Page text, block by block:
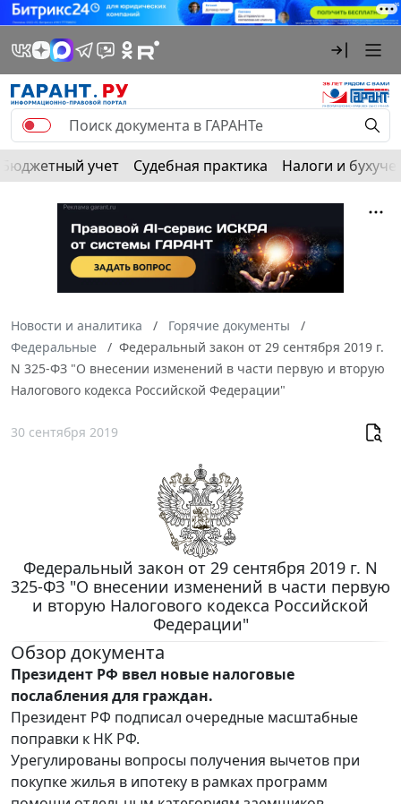
Бюджетный учет Судебная практика Налоги и
Новости и аналитика
Горячие документы
Федеральные
Федеральный закон от 29 сентября 2019 г.
N 325-ФЗ "О внесении изменений в части первую и вторую
Налогового кодекса Российской Федерации"
30 сентября 2019
Федеральный закон от 29 сентября 2019 г. N
325-ФЗ "О внесении изменений в части первую
и вторую Налогового кодекса Российской
Федерации"
Обзор документа
Президент РФ ввел новые налоговые
послабления для граждан.
Президент РФ подписал очередные масштабные
поправки к НК РФ.
Урегулированы вопросы получения вычетов при
покупке жилья в ипотеку в рамках программ